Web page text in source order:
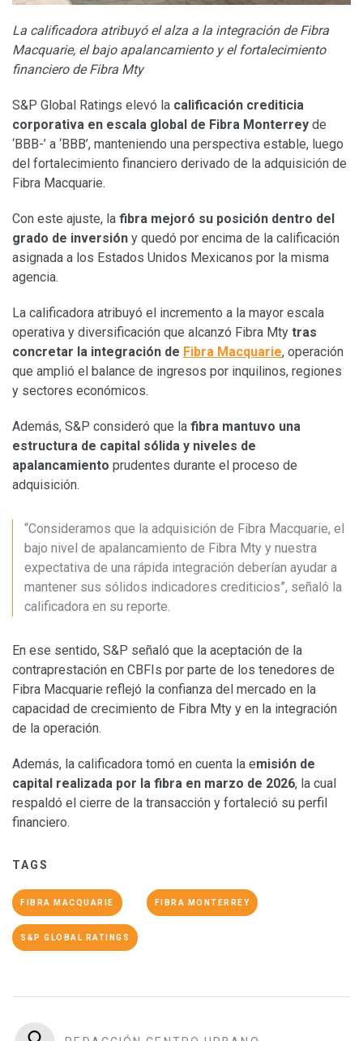
La calificadora atribuyó el alza a la integración de Fibra
Macquarie, el bajo apalancamiento y el fortalecimiento
financiero de Fibra Mty
S&P Global Ratings elevó la calificación crediticia
corporativa en escala global de Fibra Monterrey de
‘BBB-’ a ‘BBB’, manteniendo una perspectiva estable, luego
del fortalecimiento financiero derivado de la adquisición de
Fibra Macquarie.
Con este ajuste, la fibra mejoró su posición dentro del
grado de inversión y quedó por encima de la calificación
asignada a los Estados Unidos Mexicanos por la misma
agencia.
La calificadora atribuyó el incremento a la mayor escala
operativa y diversificación que alcanzó Fibra Mty tras
concretar la integración de Fibra Macquarie, operación
que amplió el balance de ingresos por inquilinos, regiones
y sectores económicos.
Además, S&P consideró que la fibra mantuvo una
estructura de capital sólida y niveles de
apalancamiento prudentes durante el proceso de
adquisición.
“Consideramos que la adquisición de Fibra Macquarie, el
bajo nivel de apalancamiento de Fibra Mty y nuestra
expectativa de una rápida integración deberían ayudar a
mantener sus sólidos indicadores crediticios”, señaló la
calificadora en su reporte.
En ese sentido, S&P señaló que la aceptación de la
contraprestación en CBFIs por parte de los tenedores de
Fibra Macquarie reflejó la confianza del mercado en la
capacidad de crecimiento de Fibra Mty y en la integración
de la operación.
Además, la calificadora tomó en cuenta la emisión de
capital realizada por la fibra en marzo de 2026, la cual
respaldó el cierre de la transacción y fortaleció su perfil
financiero.
TAGS
FIBRA MACQUARIE FIBRA MONTERREY
S&P GLOBAL RATINGS